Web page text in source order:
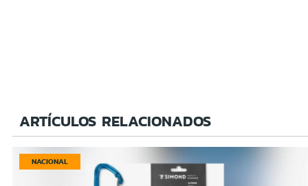
ARTÍCULOS RELACIONADOS
NACIONAL